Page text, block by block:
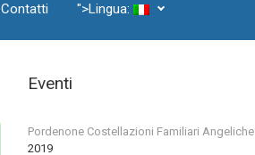
Contatti ">Lingua:
Eventi
Pordenone Costellazioni Familiari Angeliche
2019